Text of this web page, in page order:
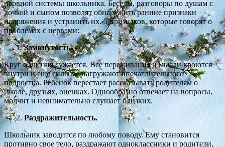
нервной системы школьника. Беседы, разговоры по душам с
дочкой и сыном позволят обнаружить ранние признаки
напряжения и устранить их. 5 признаков, которые говорят о
проблемах с нервами:
Замкнутость.
Круг общения сужается. Все переживания и мысли кроются
внутри и еще сильнее нагружают впечатлительного
подростка. Ребенок перестает рассказывать родителям о
школе, друзьях, оценках. Однообразно отвечает на вопросы,
молчит и невнимательно слушает близких.
Раздражительность.
Школьник заводится по любому поводу. Ему становится
противно свое тело, раздражают одноклассники и родители,